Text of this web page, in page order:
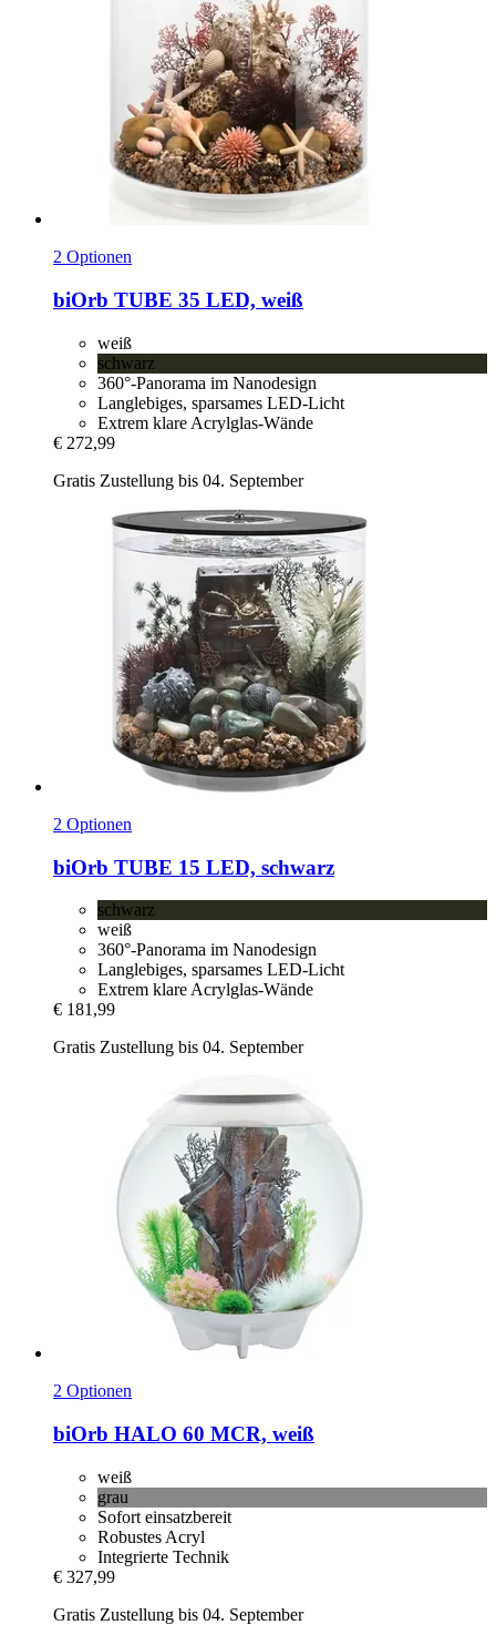
2 Optionen
biOrb TUBE 35 LED, weiß
weiß
schwarz
360°-Panorama im Nanodesign
Langlebiges, sparsames LED-Licht
Extrem klare Acrylglas-Wände
€ 272,99
Gratis Zustellung bis 04. September
2 Optionen
biOrb TUBE 15 LED, schwarz
schwarz
weiß
360°-Panorama im Nanodesign
Langlebiges, sparsames LED-Licht
Extrem klare Acrylglas-Wände
€ 181,99
Gratis Zustellung bis 04. September
2 Optionen
biOrb HALO 60 MCR, weiß
weiß
grau
Sofort einsatzbereit
Robustes Acryl
Integrierte Technik
€ 327,99
Gratis Zustellung bis 04. September